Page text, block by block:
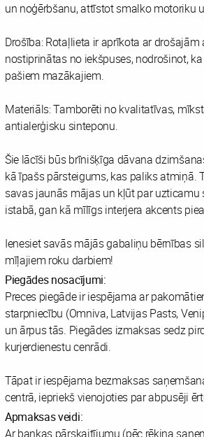
un noģērbšanu, attīstot smalko motoriku
Drošība: Rotaļlieta ir aprīkota ar
nostiprinātas no iekšpuses, nodrošinot,
pašiem mazākajiem.
Materiāls: Tamborēti no kvalitatīvas,
antialerģisku sinteponu.
Šie lācīši būs brīnišķīga dāvana
kā īpašs pārsteigums, kas paliks atmiņā.
savas jaunās mājas un kļūt par uzticamu
istabā, gan kā mīlīgs interjera akcents
Ienesiet savās mājās gabaliņu bērnības
mīļajiem roku darbiem!
Piegādes nosacījumi:
Preces piegāde ir iespējama ar
starpniecību (Omniva, Latvijas Pasts,
un ārpus tās. Piegādes izmaksas sedz
kurjerdienestu cenrādi.
Tāpat ir iespējama bezmaksas
centrā, iepriekš vienojoties par abpusēji
Apmaksas veidi:
Ar bankas pārskaitījumu (pēc rēķina